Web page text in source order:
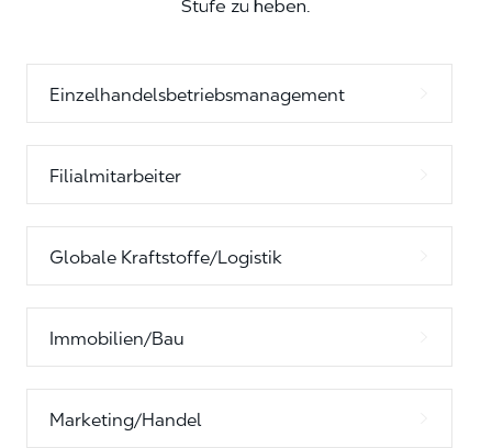
Stufe zu heben.
Einzelhandelsbetriebsmanagement
Filialmitarbeiter
Globale Kraftstoffe/Logistik
Immobilien/Bau
Marketing/Handel